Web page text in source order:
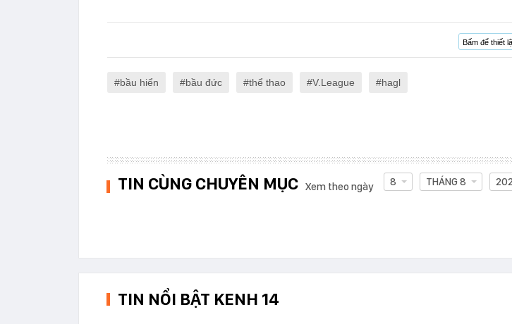
Bấm để thiết
bầu hiển bầu đức thể thao V.League hagl
TIN CÙNG CHUYÊN MỤC Xem theo ngày 8 THÁNG 8
TIN NỔI BẬT KENH 14